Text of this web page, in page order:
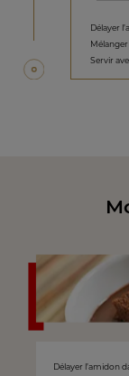
Délayer
Servir
Délayer l’amidon